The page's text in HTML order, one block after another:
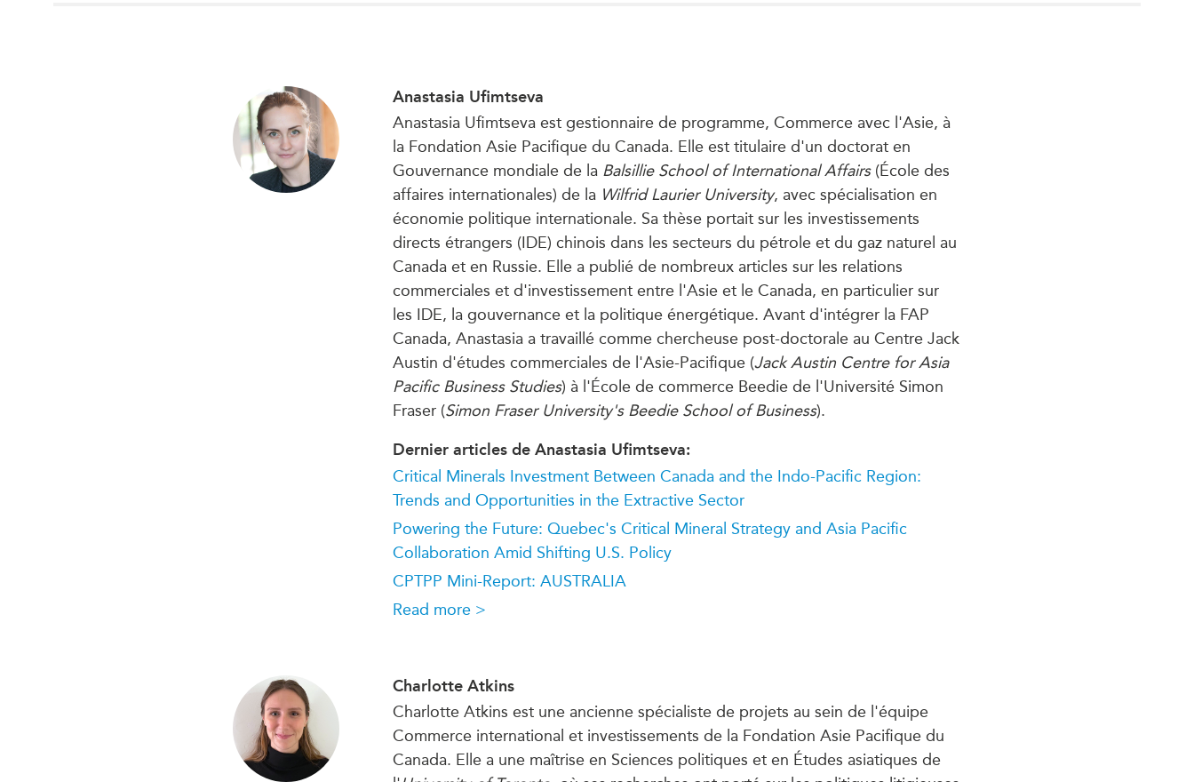
Anastasia Ufimtseva
Anastasia Ufimtseva est gestionnaire de programme, Commerce avec l'Asie, à
la Fondation Asie Pacifique du Canada. Elle est titulaire d'un doctorat en
Gouvernance mondiale de la Balsillie School of International Affairs(École des
affaires internationales) de la Wilfrid Laurier University, avec spécialisation en
économie politique internationale. Sa thèse portait sur les investissements
directs étrangers (IDE) chinois dans les secteurs du pétrole et du gaz naturel au
Canada et en Russie. Elle a publié de nombreux articles sur les relations
commerciales et d'investissement entre l'Asie et le Canada, en particulier sur
les IDE, la gouvernance et la politique énergétique. Avant d'intégrer la FAP
Canada, Anastasia a travaillé comme chercheuse post-doctorale au Centre Jack
Austin d'études commerciales de l'Asie-Pacifique (Jack Austin Centre for Asia
Pacific Business Studies) à l'École de commerce Beedie de l'Université Simon
Fraser (Simon Fraser University's Beedie School of Business).
Dernier articles de Anastasia Ufimtseva:
Critical Minerals Investment Between Canada and the Indo-Pacific Region:
Trends and Opportunities in the Extractive Sector
Powering the Future: Quebec's Critical Mineral Strategy and Asia Pacific
Collaboration Amid Shifting U.S. Policy
CPTPP Mini-Report: AUSTRALIA
Read more >
Charlotte Atkins
Charlotte Atkins est une ancienne spécialiste de projets au sein de l'équipe
Commerce international et investissements de la Fondation Asie Pacifique du
Canada. Elle a une maîtrise en Sciences politiques et en Études asiatiques de